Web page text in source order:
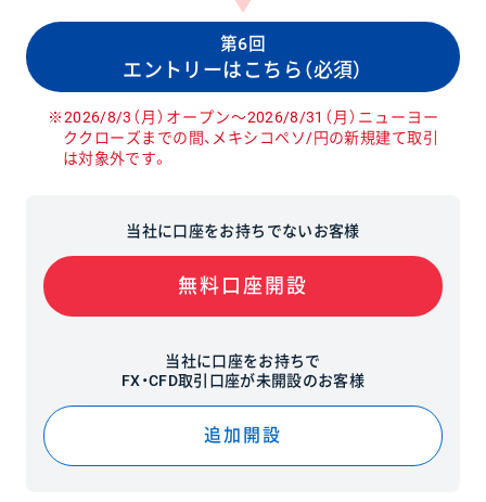
第6回
エントリーはこちら（必須）
※2026/8/3（月）オープン〜2026/8/31（月）ニューヨー
ククローズまでの間、メキシコペソ/円の新規建て取引
は対象外です。
当社に口座をお持ちでないお客様
無料口座開設
当社に口座をお持ちで
FX・CFD取引口座が未開設のお客様
追加開設